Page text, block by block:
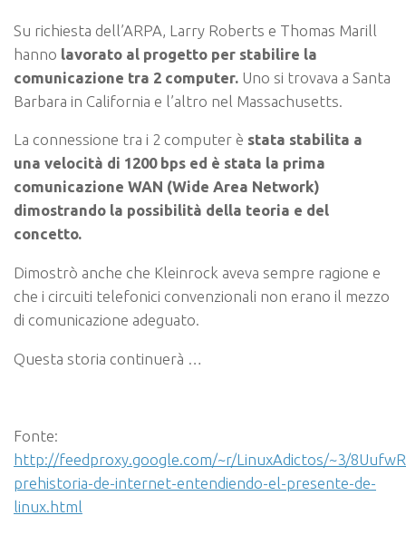
Su richiesta dell’ARPA, Larry Roberts e Thomas Marill
hanno lavorato al progetto per stabilire la
comunicazione tra 2 computer. Uno si trovava a Santa
Barbara in California e l’altro nel Massachusetts.
La connessione tra i 2 computer è stata stabilita a
una velocità di 1200 bps ed è stata la prima
comunicazione WAN (Wide Area Network)
dimostrando la possibilità della teoria e del
concetto.
Dimostrò anche che Kleinrock aveva sempre ragione e
che i circuiti telefonici convenzionali non erano il mezzo
di comunicazione adeguato.
Questa storia continuerà …
Fonte:
http://feedproxy.google.com/~r/LinuxAdictos/~3/
prehistoria-de-internet-entendiendo-el-presente-de-
linux.html